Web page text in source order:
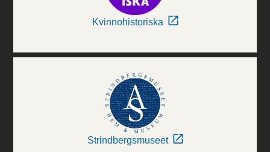
Kvinnohistoriska
Strindbergsmuseet